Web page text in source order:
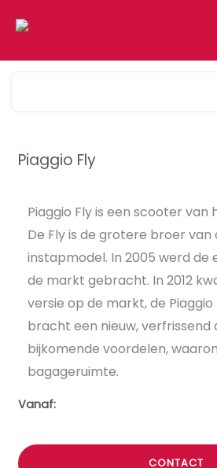
Piaggio Fly
Piaggio Fly is een scooter van
De Fly is de grotere broer van
instapmodel. In 2005 werd de
de markt gebracht. In 2012
versie op de markt, de Piaggio
bracht een nieuw, verfrissend
bijkomende voordelen,
bagageruimte.
Vanaf:
CONTACT